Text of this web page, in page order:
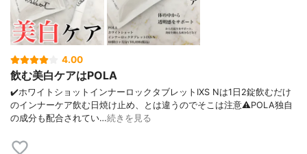
4.00
飲む美白ケアはPOLA
✔️ホワイトショットインナーロックタブレットIXS Nは1日2錠飲むだけ
のインナーケア飲む日焼け止め、とは違うのでそこは注意⚠️POLA独自
の成分も配合されてい…続きを見る